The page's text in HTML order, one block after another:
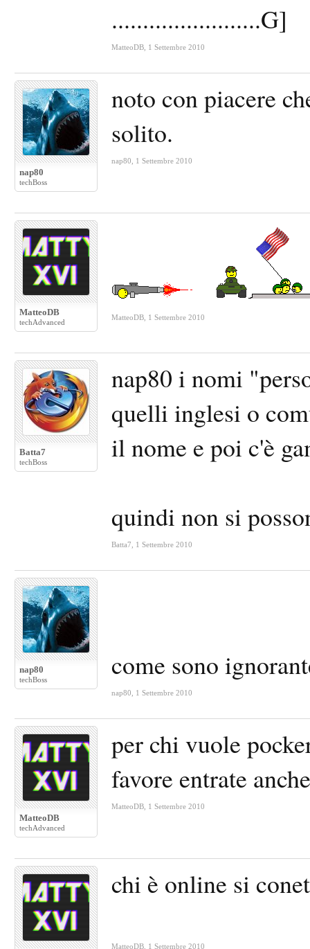
........................
MatteoDB 1 Settembre 2010
nap80
techBoss
noto con piacere
solito.
nap80 1 Settembre 2010
MatteoDB
techAdvanced
MatteoDB 1 Settembre 2010
Batta7
techBoss
nap80 i nomi
quelli inglesi o
il nome e poi c'è
quindi non si
Batta7 1 Settembre 2010
nap80
techBoss come sono
nap80 1 Settembre 2010
MatteoDB
techAdvanced
per chi vuole
favore entrate
MatteoDB 1 Settembre 2010
chi è online si
MatteoDB 1 Settembre 2010